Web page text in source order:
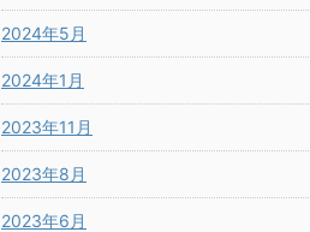
2024年5月
2024年1月
2023年11月
2023年8月
2023年6月